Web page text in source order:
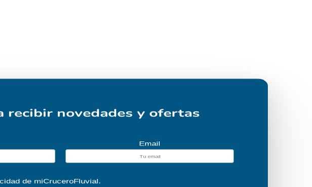
recibir novedades y ofertas
Email
de miCruceroFluvial.